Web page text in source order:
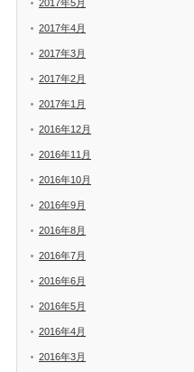
2017年5月
2017年4月
2017年3月
2017年2月
2017年1月
2016年12月
2016年11月
2016年10月
2016年9月
2016年8月
2016年7月
2016年6月
2016年5月
2016年4月
2016年3月